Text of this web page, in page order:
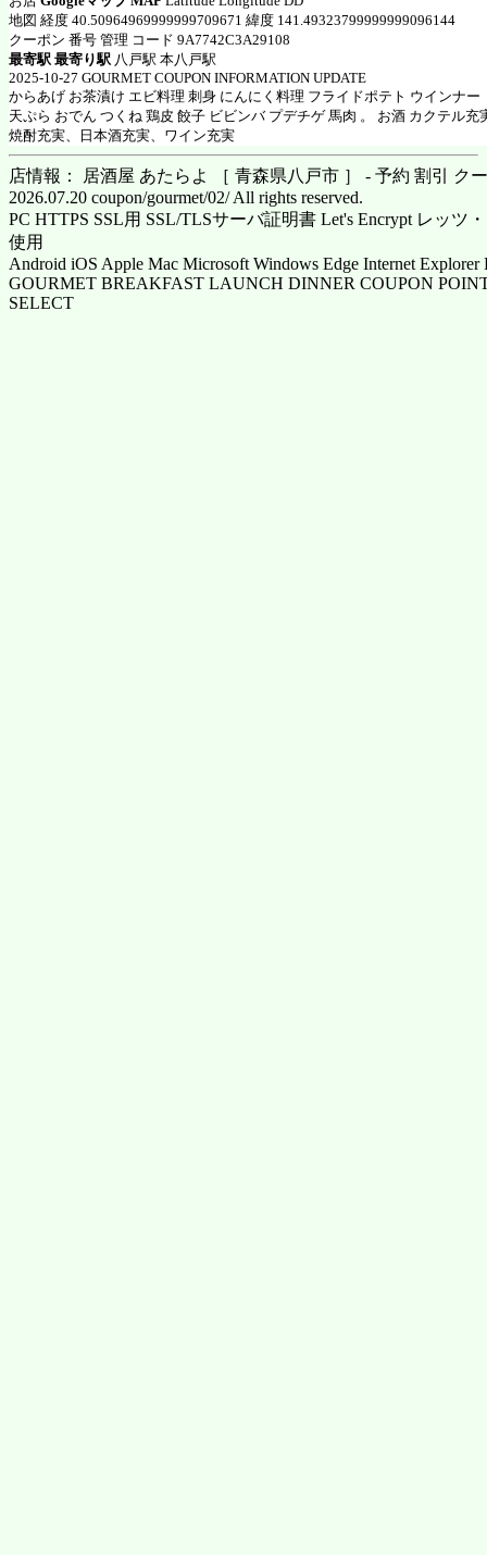
地図 経度 40.50964969999999709671 緯度 141.49323799999999096144
クーポン 番号 管理 コード 9A7742C3A29108
最寄駅 最寄り駅 八戸駅 本八戸駅
2025-10-27 GOURMET COUPON INFORMATION UPDATE
からあげ お茶漬け エビ料理 刺身 にんにく料理 フライドポテト ウインナー
天ぷら おでん つくね 鶏皮 餃子 ビビンバ プデチゲ 馬肉 。 お酒 カクテル充
焼酎充実、日本酒充実、ワイン充実
店情報： 居酒屋 あたらよ ［ 青森県八戸市 ］ - 予約 割引 ク
2026.07.20 coupon/gourmet/02/ All rights reserved.
PC HTTPS SSL用 SSL/TLSサーバ証明書 Let's Encrypt レッツ
使用
Android iOS Apple Mac Microsoft Windows Edge Internet Explorer
GOURMET BREAKFAST LAUNCH DINNER COUPON
SELECT